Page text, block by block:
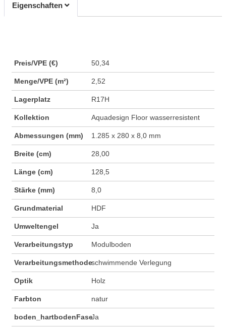
Eigenschaften
Preis/VPE (€) 50,34
Menge/VPE (m²) 2,52
Lagerplatz R17H
Kollektion Aquadesign Floor wasserresistent
Abmessungen (mm) 1.285 x 280 x 8,0 mm
Breite (cm) 28,00
Länge (cm) 128,5
Stärke (mm) 8,0
Grundmaterial HDF
Umweltengel Ja
Verarbeitungstyp Modulboden
Verarbeitungsmethodeschwimmende Verlegung
Optik Holz
Farbton natur
boden_hartbodenFaseJa